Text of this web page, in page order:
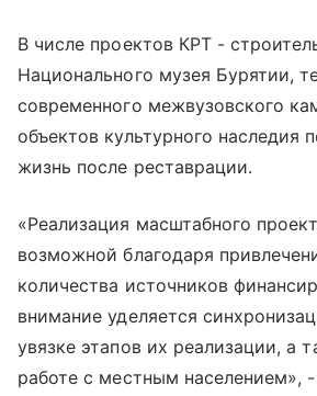
В числе проектов КРТ -
Национального музея Бурятии,
современного межвузовского
объектов культурного наследия
жизнь после реставрации.
«Реализация масштабного
возможной благодаря
количества источников
внимание уделяется
увязке этапов их реализации, а
работе с местным населением», -